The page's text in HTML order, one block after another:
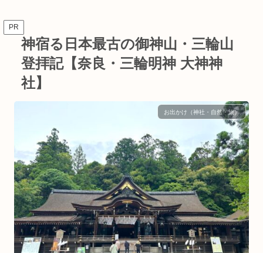
PR
神宿る日本最古の御神山・三輪山
登拝記【奈良・三輪明神 大神神
社】
お出かけ（神社・自然・旅）